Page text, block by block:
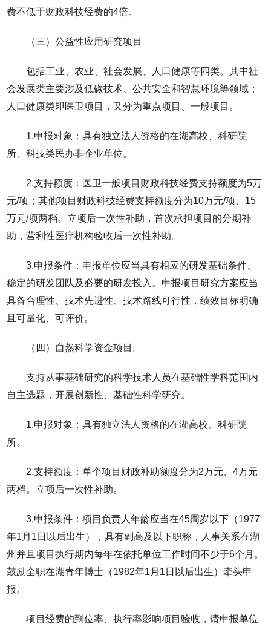
费不低于财政科技经费的4倍。
（三）公益性应用研究项目
包括工业、农业、社会发展、人口健康等四类。其中社
会发展类主要涉及低碳技术、公共安全和智慧环境等领域；
人口健康类即医卫项目，又分为重点项目、一般项目。
1.申报对象：具有独立法人资格的在湖高校、科研院
所、科技类民办非企业单位。
2.支持额度：医卫一般项目财政科技经费支持额度为5万
元/项；其他项目财政科技经费支持额度分为10万元/项、15
万元/项两档。立项后一次性补助，首次承担项目的分期补
助，营利性医疗机构验收后一次性补助。
3.申报条件：申报单位应当具有相应的研发基础条件、
稳定的研发团队及必要的研发投入。申报项目研究方案应当
具备合理性、技术先进性、技术路线可行性，绩效目标明确
且可量化、可评价。
（四）自然科学资金项目。
支持从事基础研究的科学技术人员在基础性学科范围内
自主选题，开展创新性、基础性科学研究。
1.申报对象：具有独立法人资格的在湖高校、科研院
所。
2.支持额度：单个项目财政补助额度分为2万元、4万元
两档。立项后一次性补助。
3.申报条件：项目负责人年龄应当在45周岁以下（1977
年1月1日以后出生），具有副高及以下职称，人事关系在湖
州并且项目执行期内每年在依托单位工作时间不少于6个月。
鼓励全职在湖青年博士（1982年1月1日以后出生）牵头申
报。
项目经费的到位率、执行率影响项目验收，请申报单位